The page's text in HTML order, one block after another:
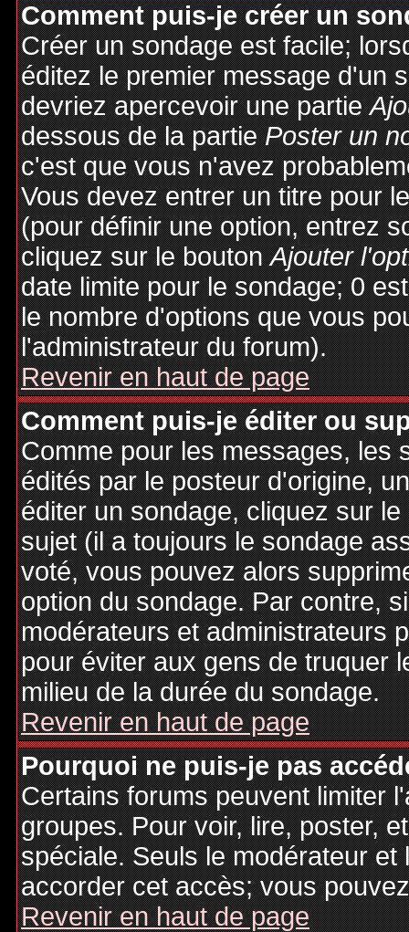
Comment puis-je créer un
Créer un sondage est facile;
éditez le premier message d'un
devriez apercevoir une partie
dessous de la partiePoster un
c'est que vous n'avez
Vous devez entrer un titre pour
(pour définir une option, entrez
cliquez sur le boutonAjouter
date limite pour le sondage; 0
le nombre d'options que vous
l'administrateur du forum).
Revenir en haut de page
Comment puis-je éditer ou
Comme pour les messages, les
édités par le posteur d'origine,
éditer un sondage, cliquez sur
sujet (il a toujours le sondage
voté, vous pouvez alors
option du sondage. Par contre,
modérateurs et administrateurs
pour éviter aux gens de truquer
milieu de la durée du sondage.
Revenir en haut de page
Pourquoi ne puis-je pas
Certains forums peuvent limiter
groupes. Pour voir, lire, poster,
spéciale. Seuls le modérateur
accorder cet accès; vous
Revenir en haut de page